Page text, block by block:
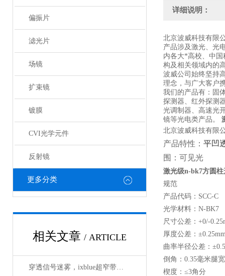
偏振片
滤光片
场镜
扩束镜
镀膜
CVI光学元件
反射镜
更多分类
相关文章 / ARTICLE
穿透信号迷雾，ixblue超窄带宽滤波器如何重塑精密光学通信边界
详细说明：
北京波威科技有限
产品涉及激光、光
内各大*高校、中
构及相关领域内的
波威公司始终坚持
理念，与广大客户
我们的产品有：固
探测器、红外探测
光调制器、高速光
镜等光电类产品。
北京波威科技有限
产品特性： 平凹
围：可见光
激光级n-bk7方圆柱
规范
产品代码：SCC-C
光学材料：N-BK7
尺寸公差：+0/-
厚度公差：
曲率半径公差：
倒角：0.35毫米腿
楔度：≤3角分